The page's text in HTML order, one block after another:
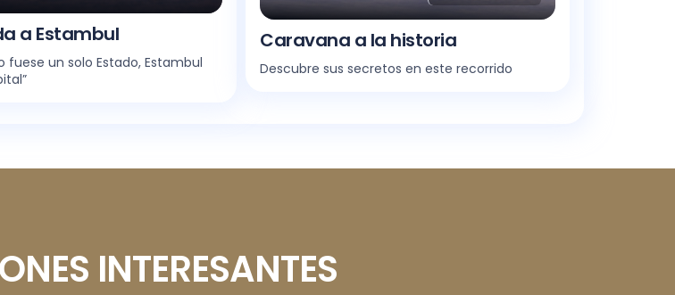
a Estambul
fuese un solo Estado, Estambul
Caravana a la historia
Descubre sus secretos en este recorrido
INTERESANTES